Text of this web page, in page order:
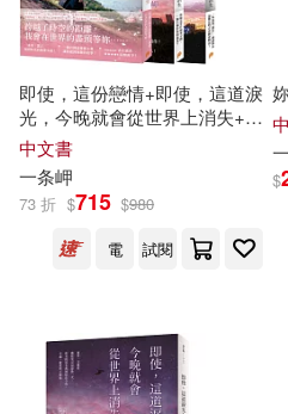
松本菜奈実(1) 水
永瀬みなも(1) 永
河合あすな(1) 涼
渚このみ(1) 渚みつ
逢見リカ(1) 野々
可菲律賓店取(11)
電子書 (可複選)
適合手機平板閱讀(5)
其他 (可複選)
即使，這份戀情+即使，這道淚
光，今晚就會從世界上消失+在
謊言的世界裡，我談了
忘的戀愛(3冊合售)
中文書
一条岬
73 折 $715 $980
電
試閱
$